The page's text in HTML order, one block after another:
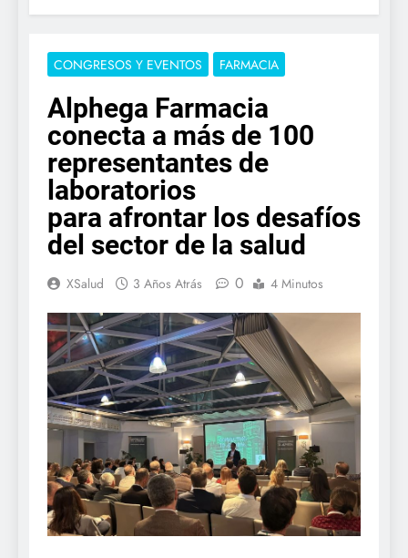
CONGRESOS Y EVENTOS FARMACIA
Alphega Farmacia
conecta a más de 100
representantes de
laboratorios
para afrontar los desafíos
del sector de la salud
XSalud 3 Años Atrás 0 4 Minutos